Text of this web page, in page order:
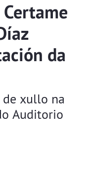
da
xullo na
Auditorio